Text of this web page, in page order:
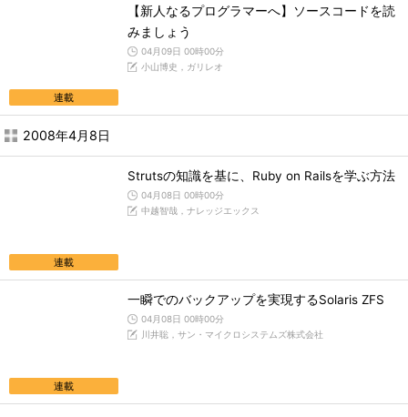
連載
【新人なるプログラマーへ】ソースコードを読
みましょう
04月09日 00時00分
小山博史，ガリレオ
2008年4月8日
連載
Strutsの知識を基に、Ruby on Railsを学ぶ方法
04月08日 00時00分
中越智哉，ナレッジエックス
連載
一瞬でのバックアップを実現するSolaris ZFS
04月08日 00時00分
川井聡，サン・マイクロシステムズ株式会社